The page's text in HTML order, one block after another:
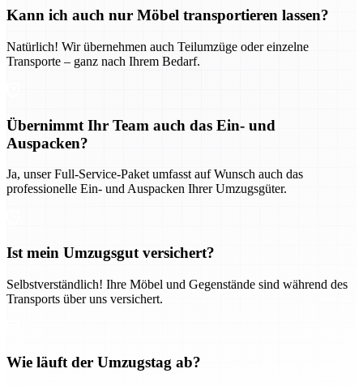
Kann ich auch nur Möbel transportieren lassen?
Natürlich! Wir übernehmen auch Teilumzüge oder einzelne
Transporte – ganz nach Ihrem Bedarf.
Übernimmt Ihr Team auch das Ein- und
Auspacken?
Ja, unser Full-Service-Paket umfasst auf Wunsch auch das
professionelle Ein- und Auspacken Ihrer Umzugsgüter.
Ist mein Umzugsgut versichert?
Selbstverständlich! Ihre Möbel und Gegenstände sind während des
Transports über uns versichert.
Wie läuft der Umzugstag ab?